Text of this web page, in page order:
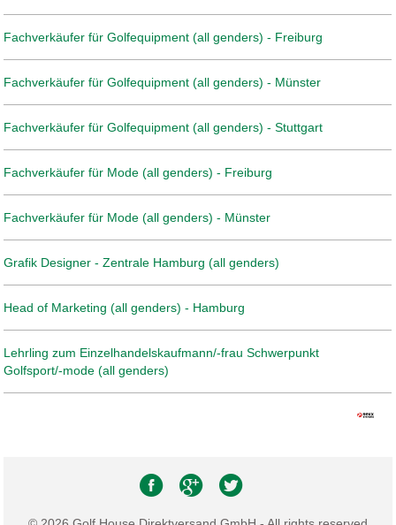
Fachverkäufer für Golfequipment (all genders) - Freiburg
Fachverkäufer für Golfequipment (all genders) - Münster
Fachverkäufer für Golfequipment (all genders) - Stuttgart
Fachverkäufer für Mode (all genders) - Freiburg
Fachverkäufer für Mode (all genders) - Münster
Grafik Designer - Zentrale Hamburg (all genders)
Head of Marketing (all genders) - Hamburg
Lehrling zum Einzelhandelskaufmann/-frau Schwerpunkt
Golfsport/-mode (all genders)